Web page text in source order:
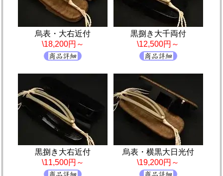
烏表・大右近付
\18,200円～
黒捌き大千両付
\12,500円～
黒捌き大右近付
\11,500円～
烏表・横黒大日光付
\19,200円～